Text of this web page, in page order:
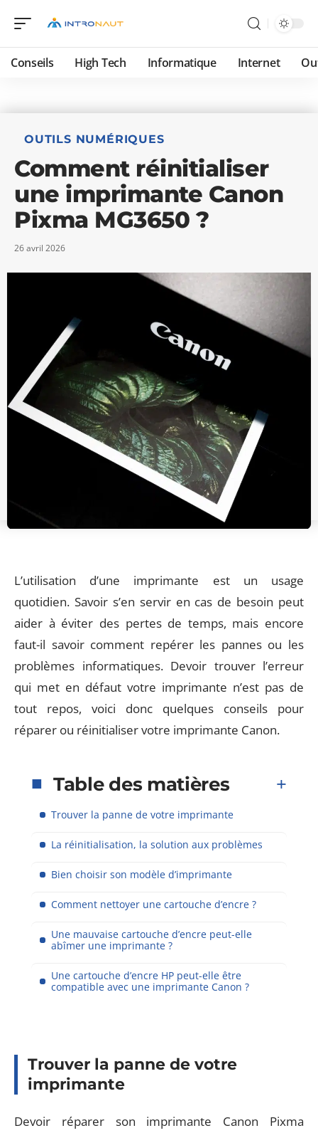
Conseils High Tech Informatique Internet
OUTILS NUMÉRIQUES
Comment réinitialiser
une imprimante Canon
Pixma MG3650 ?
26 avril 2026
L’utilisation d’une imprimante est un usage
quotidien. Savoir s’en servir en cas de besoin peut
aider à éviter des pertes de temps, mais encore
faut-il savoir comment repérer les pannes ou les
problèmes informatiques. Devoir trouver l’erreur
qui met en défaut votre imprimante n’est pas de
tout repos, voici donc quelques conseils pour
réparer ou réinitialiser votre imprimante Canon.
Table des matières
Trouver la panne de votre imprimante
La réinitialisation, la solution aux problèmes
Bien choisir son modèle d’imprimante
Comment nettoyer une cartouche d’encre ?
Une mauvaise cartouche d’encre peut-elle
abîmer une imprimante ?
Une cartouche d’encre HP peut-elle être
compatible avec une imprimante Canon ?
Trouver la panne de votre
imprimante
Devoir réparer son imprimante Canon Pixma